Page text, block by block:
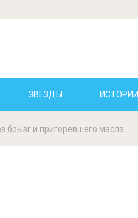
ЗВЕЗДЫ ИСТОРИИ
брызг и пригоревшего масла.